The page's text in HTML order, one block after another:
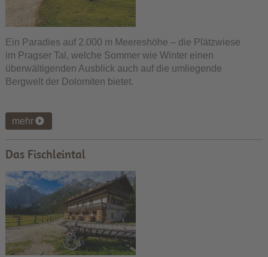
Ein Paradies auf 2.000 m Meereshöhe – die Plätzwiese
im Pragser Tal, welche Sommer wie Winter einen
überwältigenden Ausblick auch auf die umliegende
Bergwelt der Dolomiten bietet.
mehr
Das Fischleintal